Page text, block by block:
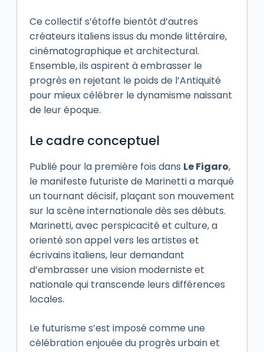
Ce collectif s’étoffe bientôt d’autres
créateurs italiens issus du monde littéraire,
cinématographique et architectural.
Ensemble, ils aspirent à embrasser le
progrès en rejetant le poids de l’Antiquité
pour mieux célébrer le dynamisme naissant
de leur époque.
Le cadre conceptuel
Publié pour la première fois dans Le Figaro,
le manifeste futuriste de Marinetti a marqué
un tournant décisif, plaçant son mouvement
sur la scène internationale dès ses débuts.
Marinetti, avec perspicacité et culture, a
orienté son appel vers les artistes et
écrivains italiens, leur demandant
d’embrasser une vision moderniste et
nationale qui transcende leurs différences
locales.
Le futurisme s’est imposé comme une
célébration enjouée du progrès urbain et